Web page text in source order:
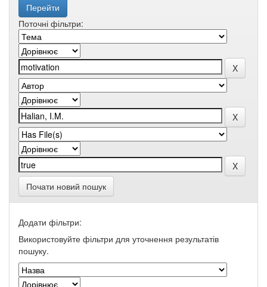
Поточні фільтри:
Почати новий пошук
Додати фільтри:
Використовуйте фільтри для уточнення результатів
пошуку.